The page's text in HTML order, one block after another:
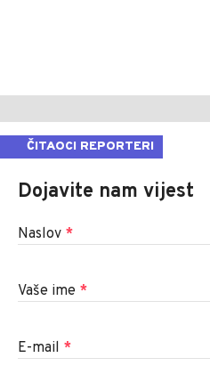
ČITAOCI REPORTERI
Dojavite nam vijest
Naslov *
Vaše ime *
E-mail *